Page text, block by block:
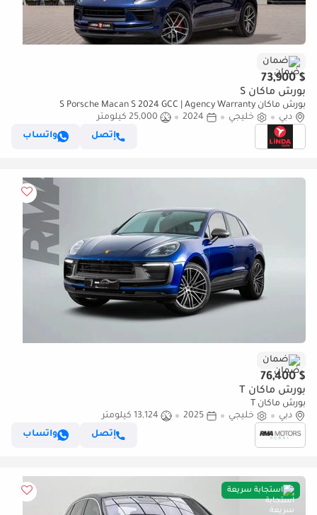
ضمان
$ 73,900
بورش ماكان S
بورش ماكان S Porsche Macan S 2024 GCC | Agency Warranty
دبي
خليجي 2024
25,000 كيلومتر
إتصل
واتساب
ضمان
$ 76,400
بورش ماكان T
بورش ماكان T
دبي
خليجي 2025
13,124 كيلومتر
إتصل
واتساب
استجابة سريعة